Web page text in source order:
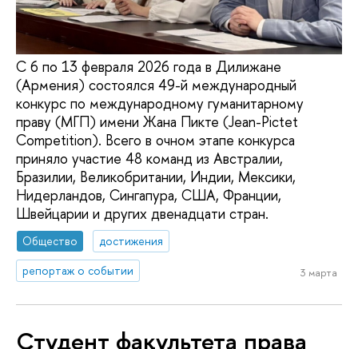
С 6 по 13 февраля 2026 года в Дилижане
(Армения) состоялся 49-й международный
конкурс по международному гуманитарному
праву (МГП) имени Жана Пикте (Jean-Pictet
Competition). Всего в очном этапе конкурса
приняло участие 48 команд из Австралии,
Бразилии, Великобритании, Индии, Мексики,
Нидерландов, Сингапура, США, Франции,
Швейцарии и других двенадцати стран.
Общество
достижения
репортаж о событии
3 марта
Студент факультета права